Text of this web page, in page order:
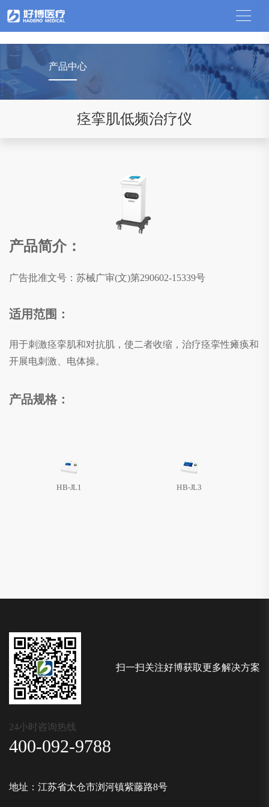
产品中心
痉挛肌低频治疗仪
产品简介：
广告批准文号：苏械广审(文)第290602-15339号
适用范围：
用于刺激痉挛肌和对抗肌，使二者收缩，治疗痉挛性瘫痪和
开展电刺激、电体操。
产品规格：
HB-JL1 HB-JL3
扫一扫关注好博获取更多解决方案
24小时咨询热线
400-092-9788
地址：江苏省太仓市浏河镇紫藤路8号